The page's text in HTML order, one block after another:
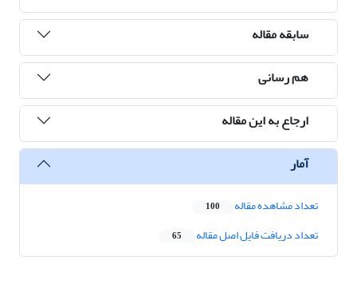
سابقه مقاله
هم رسانی
ارجاع به این مقاله
آمار
تعداد مشاهده مقاله 100
تعداد دریافت فایل اصل مقاله 65